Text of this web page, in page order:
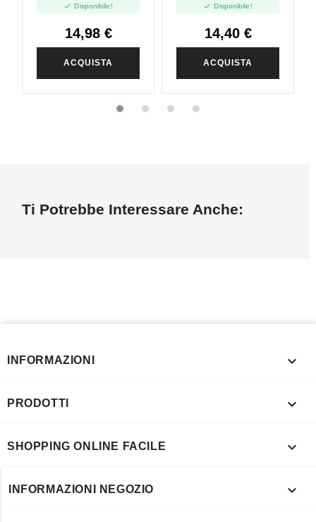
20ml
 Disponibile!
14,98 €
ACQUISTA
 Disponibile!
14,40 €
ACQUISTA
Ti Potrebbe Interessare Anche:
INFORMAZIONI 
PRODOTTI 
SHOPPING ONLINE FACILE 
INFORMAZIONI NEGOZIO 